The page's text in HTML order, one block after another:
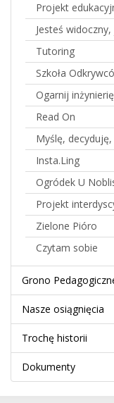
Projekt
Jesteś
Tutoring
Szkoła
Ogarnij inżynierię
Read On
Myślę,
Insta.Ling
Ogródek U
Projekt
Zielone Pióro
Czytam sobie
Grono
Nasze osiągnięcia
Trochę historii
Dokumenty